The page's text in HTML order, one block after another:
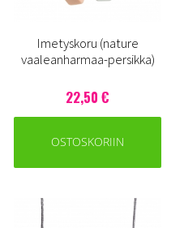
Imetyskoru (nature
vaaleanharmaa-persikka)
22,50 €
OSTOSKORIIN